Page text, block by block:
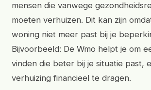
mensen die vanwege
moeten verhuizen. Dit kan zijn
woning niet meer past bij je
Bijvoorbeeld: De Wmo helpt je om
vinden die beter bij je situatie past,
verhuizing financieel te dragen.